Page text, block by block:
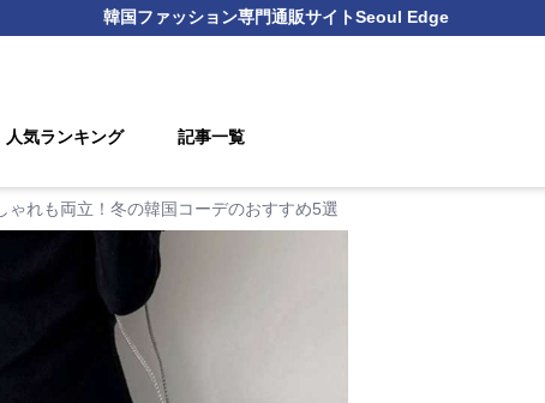
韓国ファッション専門通販サイトSeoul Edge
人気ランキング 記事一覧
ゃれも両立！冬の韓国コーデのおすすめ5選